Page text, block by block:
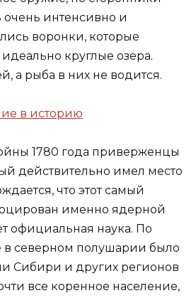
интенсивно и
воронки, которые
круглые озера.
а рыба в них не водится.
в историю
1780 года приверженцы
действительно имел место
что этот самый
именно ядерной
официальная наука. По
в северном полушарии было
Сибири и других регионов
все коренное население,